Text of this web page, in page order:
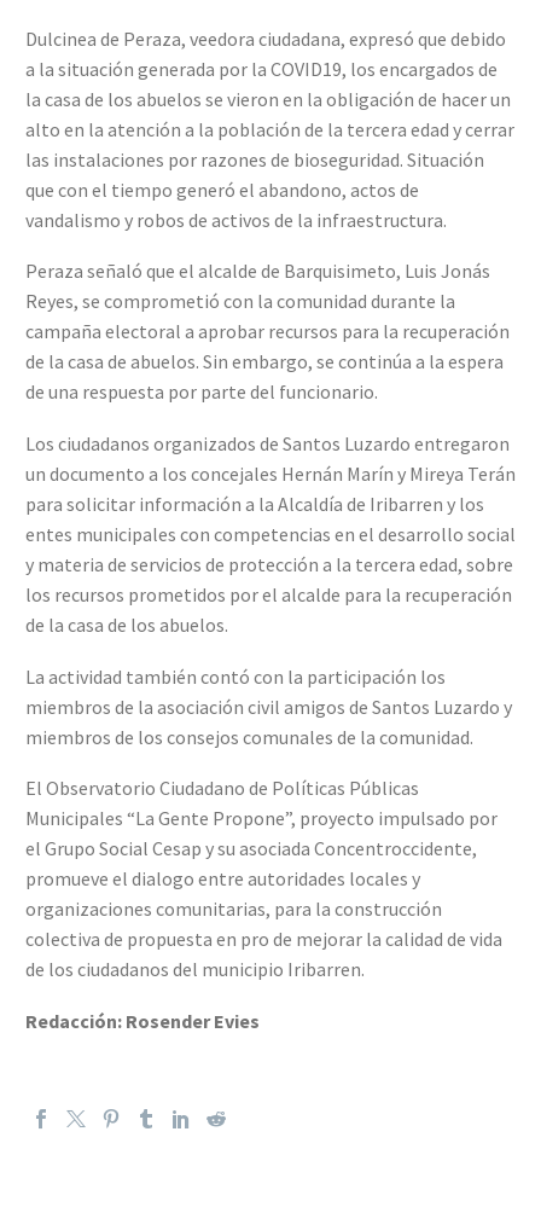
Dulcinea de Peraza, veedora ciudadana, expresó que debido
a la situación generada por la COVID19, los encargados de
la casa de los abuelos se vieron en la obligación de hacer un
alto en la atención a la población de la tercera edad y cerrar
las instalaciones por razones de bioseguridad. Situación
que con el tiempo generó el abandono, actos de
vandalismo y robos de activos de la infraestructura.
Peraza señaló que el alcalde de Barquisimeto, Luis Jonás
Reyes, se comprometió con la comunidad durante la
campaña electoral a aprobar recursos para la recuperación
de la casa de abuelos. Sin embargo, se continúa a la espera
de una respuesta por parte del funcionario.
Los ciudadanos organizados de Santos Luzardo entregaron
un documento a los concejales Hernán Marín y Mireya Terán
para solicitar información a la Alcaldía de Iribarren y los
entes municipales con competencias en el desarrollo social
y materia de servicios de protección a la tercera edad, sobre
los recursos prometidos por el alcalde para la recuperación
de la casa de los abuelos.
La actividad también contó con la participación los
miembros de la asociación civil amigos de Santos Luzardo y
miembros de los consejos comunales de la comunidad.
El Observatorio Ciudadano de Políticas Públicas
Municipales “La Gente Propone”, proyecto impulsado por
el Grupo Social Cesap y su asociada Concentroccidente,
promueve el dialogo entre autoridades locales y
organizaciones comunitarias, para la construcción
colectiva de propuesta en pro de mejorar la calidad de vida
de los ciudadanos del municipio Iribarren.
Redacción: Rosender Evies